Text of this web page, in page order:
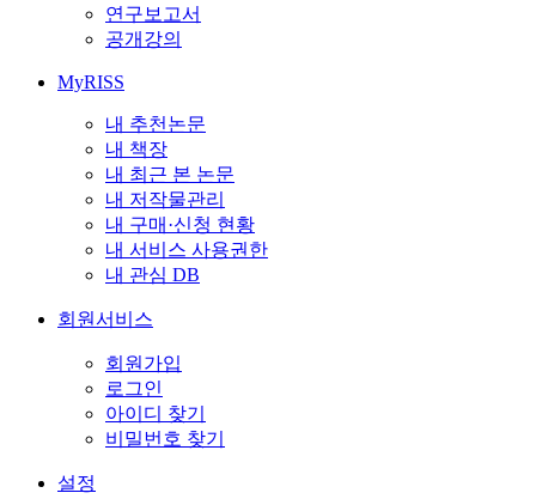
연구보고서
공개강의
MyRISS
내 추천논문
내 책장
내 최근 본 논문
내 저작물관리
내 구매·신청 현황
내 서비스 사용권한
내 관심 DB
회원서비스
회원가입
로그인
아이디 찾기
비밀번호 찾기
설정